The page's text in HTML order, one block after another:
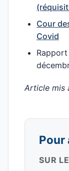
Cour
Covid
Article mis
Pour
SUR